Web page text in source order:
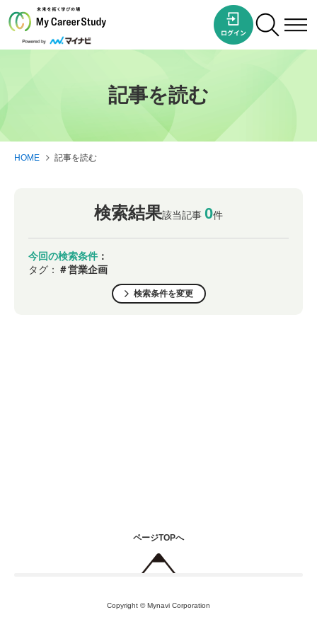
記事を読む
HOME 記事を読む
検索結果該当記事 0件
今回の検索条件 ：
タグ： ＃営業企画
検索条件を変更
ページTOPへ
Copyright © Mynavi Corporation